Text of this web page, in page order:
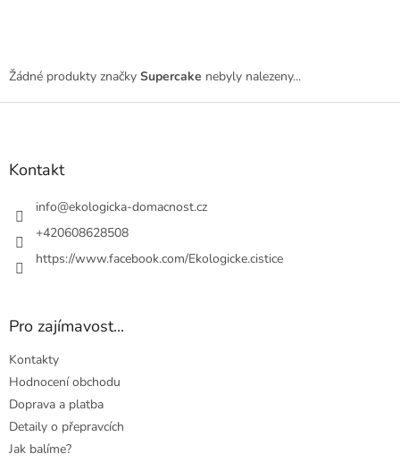
Žádné produkty značky Supercake nebyly nalezeny...
Z
Kontakt
info@ekologicka-domacnost.cz
+420608628508
https://www.facebook.com/Ekologicke.cistice
Pro zajímavost...
Kontakty
Hodnocení obchodu
Doprava a platba
Detaily o přepravcích
Jak balíme?